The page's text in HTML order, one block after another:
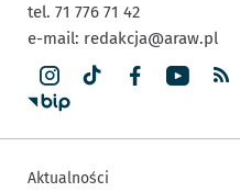
tel. 71 776 71 42
e-mail: redakcja@araw.pl
Aktualności